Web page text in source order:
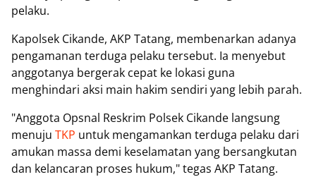
pelaku.
Kapolsek Cikande, AKP Tatang, membenarkan adanya
pengamanan terduga pelaku tersebut. Ia menyebut
anggotanya bergerak cepat ke lokasi guna
menghindari aksi main hakim sendiri yang lebih parah.
"Anggota Opsnal Reskrim Polsek Cikande langsung
menuju TKP untuk mengamankan terduga pelaku dari
amukan massa demi keselamatan yang bersangkutan
dan kelancaran proses hukum," tegas AKP Tatang.